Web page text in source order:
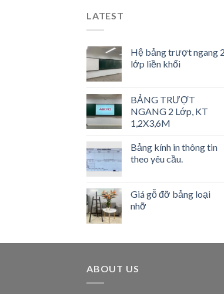
LATEST
Hệ bảng trượt ngang 2
lớp liền khối
BẢNG TRƯỢT
NGANG 2 Lớp, KT
1,2X3,6M
Bảng kính in thông tin
theo yêu cầu.
Giá gỗ đỡ bảng loại
nhỡ
ABOUT US